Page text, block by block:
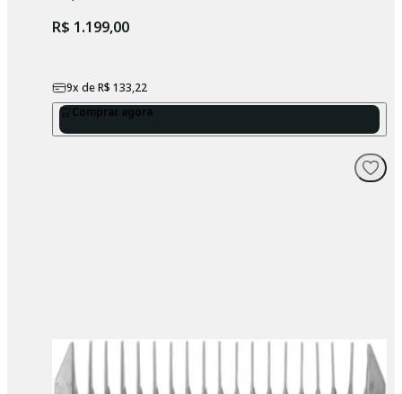
R$ 1.199,00
9x deR$ 133,22
Comprar agora